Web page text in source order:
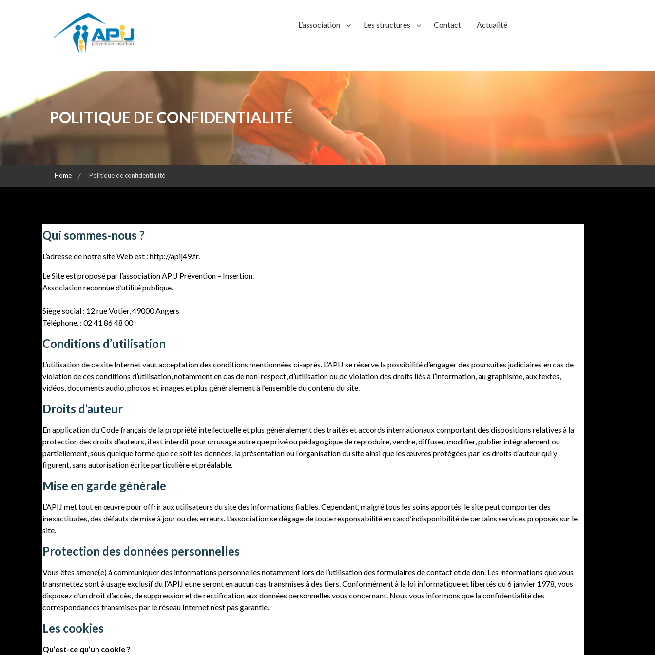
APIJ
L’association Les structures Contact Actualité
POLITIQUE DE CONFIDENTIALITÉ
Home Politique de confidentialité
Qui sommes-nous ?
L’adresse de notre site Web est : http://apij49.fr.
Le Site est proposé par l’association APIJ Prévention – Insertion.
Association reconnue d’utilité publique.
Siège social : 12 rue Votier, 49000 Angers
Téléphone. : 02 41 86 48 00
Conditions d’utilisation
L’utilisation de ce site Internet vaut acceptation des conditions mentionnées ci-après. L’APIJ se réserve la possibilité d’engager des poursuites judiciaires en cas de
violation de ces conditions d’utilisation, notamment en cas de non-respect, d’utilisation ou de violation des droits liés à l’information, au graphisme, aux textes,
vidéos, documents audio, photos et images et plus généralement à l’ensemble du contenu du site.
Droits d’auteur
En application du Code français de la propriété intellectuelle et plus généralement des traités et accords internationaux comportant des dispositions relatives à la
protection des droits d’auteurs, il est interdit pour un usage autre que privé ou pédagogique de reproduire, vendre, diffuser, modifier, publier intégralement ou
partiellement, sous quelque forme que ce soit les données, la présentation ou l’organisation du site ainsi que les œuvres protégées par les droits d’auteur qui y
figurent, sans autorisation écrite particulière et préalable.
Mise en garde générale
L’APIJ met tout en œuvre pour offrir aux utilisateurs du site des informations fiables. Cependant, malgré tous les soins apportés, le site peut comporter des
inexactitudes, des défauts de mise à jour ou des erreurs. L’association se dégage de toute responsabilité en cas d’indisponibilité de certains services proposés sur le
site.
Protection des données personnelles
Vous êtes amené(e) à communiquer des informations personnelles notamment lors de l’utilisation des formulaires de contact et de don. Les informations que vous
transmettez sont à usage exclusif du l’APIJ et ne seront en aucun cas transmises à des tiers. Conformément à la loi informatique et libertés du 6 janvier 1978, vous
disposez d’un droit d’accès, de suppression et de rectification aux données personnelles vous concernant. Nous vous informons que la confidentialité des
correspondances transmises par le réseau Internet n’est pas garantie.
Les cookies
Qu’est-ce qu’un cookie ?